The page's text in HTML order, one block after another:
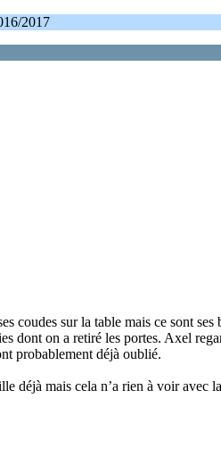
2017
coudes sur la table mais ce sont
dont on a retiré les portes. Axel
probablement déjà oublié.
déjà mais cela n’a rien à voir avec